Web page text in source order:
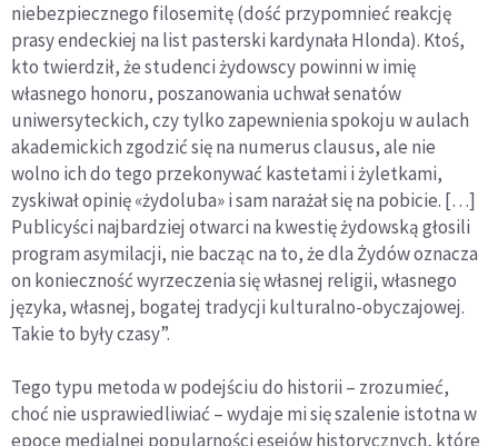
niebezpiecznego filosemitę (dość przypomnieć reakcję
prasy endeckiej na list pasterski kardynała Hlonda). Ktoś,
kto twierdził, że studenci żydowscy powinni w imię
własnego honoru, poszanowania uchwał senatów
uniwersyteckich, czy tylko zapewnienia spokoju w aulach
akademickich zgodzić się na numerus clausus, ale nie
wolno ich do tego przekonywać kastetami i żyletkami,
zyskiwał opinię «żydoluba» i sam narażał się na pobicie. […]
Publicyści najbardziej otwarci na kwestię żydowską głosili
program asymilacji, nie bacząc na to, że dla Żydów oznacza
on konieczność wyrzeczenia się własnej religii, własnego
języka, własnej, bogatej tradycji kulturalno-obyczajowej.
Takie to były czasy”.
Tego typu metoda w podejściu do historii – zrozumieć,
choć nie usprawiedliwiać – wydaje mi się szalenie istotna w
epoce medialnej popularności esejów historycznych, które